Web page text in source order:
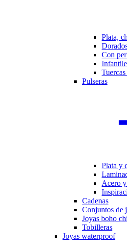
Plata,
Con
Pulseras
Plata y
Acero y
Cadenas
Conjuntos de
Joyas boho
Tobilleras
Joyas waterproof